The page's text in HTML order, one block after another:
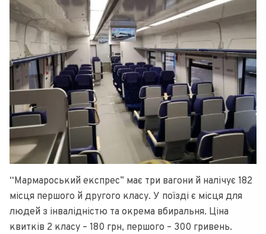
“Мармароський експрес” має три вагони й налічує 182
місця першого й другого класу. У поїзді є місця для
людей з інвалідністю та окрема вбиральня. Ціна
квитків 2 класу – 180 грн, першого – 300 гривень.